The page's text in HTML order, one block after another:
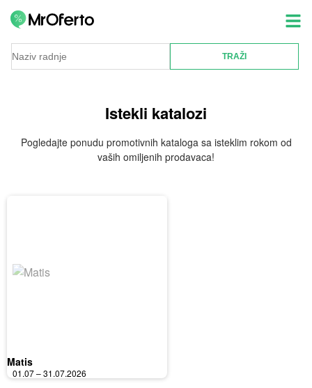
Istekli katalozi
Pogledajte ponudu promotivnih kataloga sa isteklim rokom od
vaših omiljenih prodavaca!
Matis
01.07 – 31.07.2026